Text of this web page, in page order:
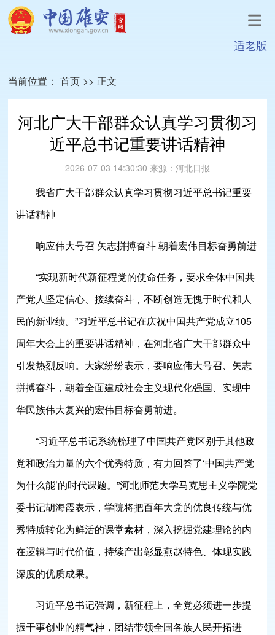
适老版
当前位置： 首页 >> 正文
河北广大干部群众认真学习贯彻习
近平总书记重要讲话精神
2026-07-03 14:30:30 来源： 河北日报
我省广大干部群众认真学习贯彻习近平总书记重要
讲话精神
响应伟大号召 矢志拼搏奋斗 朝着宏伟目标奋勇前进
“实现新时代新征程党的使命任务，要求全体中国共
产党人坚定信心、接续奋斗，不断创造无愧于时代和人
民的新业绩。”习近平总书记在庆祝中国共产党成立105
周年大会上的重要讲话精神，在河北省广大干部群众中
引发热烈反响。大家纷纷表示，要响应伟大号召、矢志
拼搏奋斗，朝着全面建成社会主义现代化强国、实现中
华民族伟大复兴的宏伟目标奋勇前进。
“习近平总书记系统梳理了中国共产党区别于其他政
党和政治力量的六个优秀特质，有力回答了‘中国共产党
为什么能’的时代课题。”河北师范大学马克思主义学院党
委书记胡海霞表示，学院将把百年大党的优良传统与优
秀特质转化为鲜活的课堂素材，深入挖掘党建理论的内
在逻辑与时代价值，持续产出彰显燕赵特色、体现实践
深度的优质成果。
习近平总书记强调，新征程上，全党必须进一步提
振干事创业的精气神，团结带领全国各族人民开拓进